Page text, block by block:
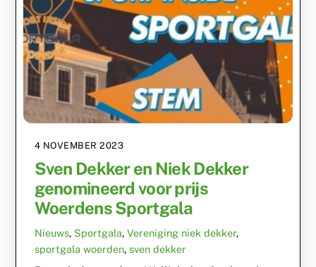
4 NOVEMBER 2023
Sven Dekker en Niek Dekker
genomineerd voor prijs
Woerdens Sportgala
Nieuws, Sportgala, Vereniging niek dekker,
sportgala woerden, sven dekker